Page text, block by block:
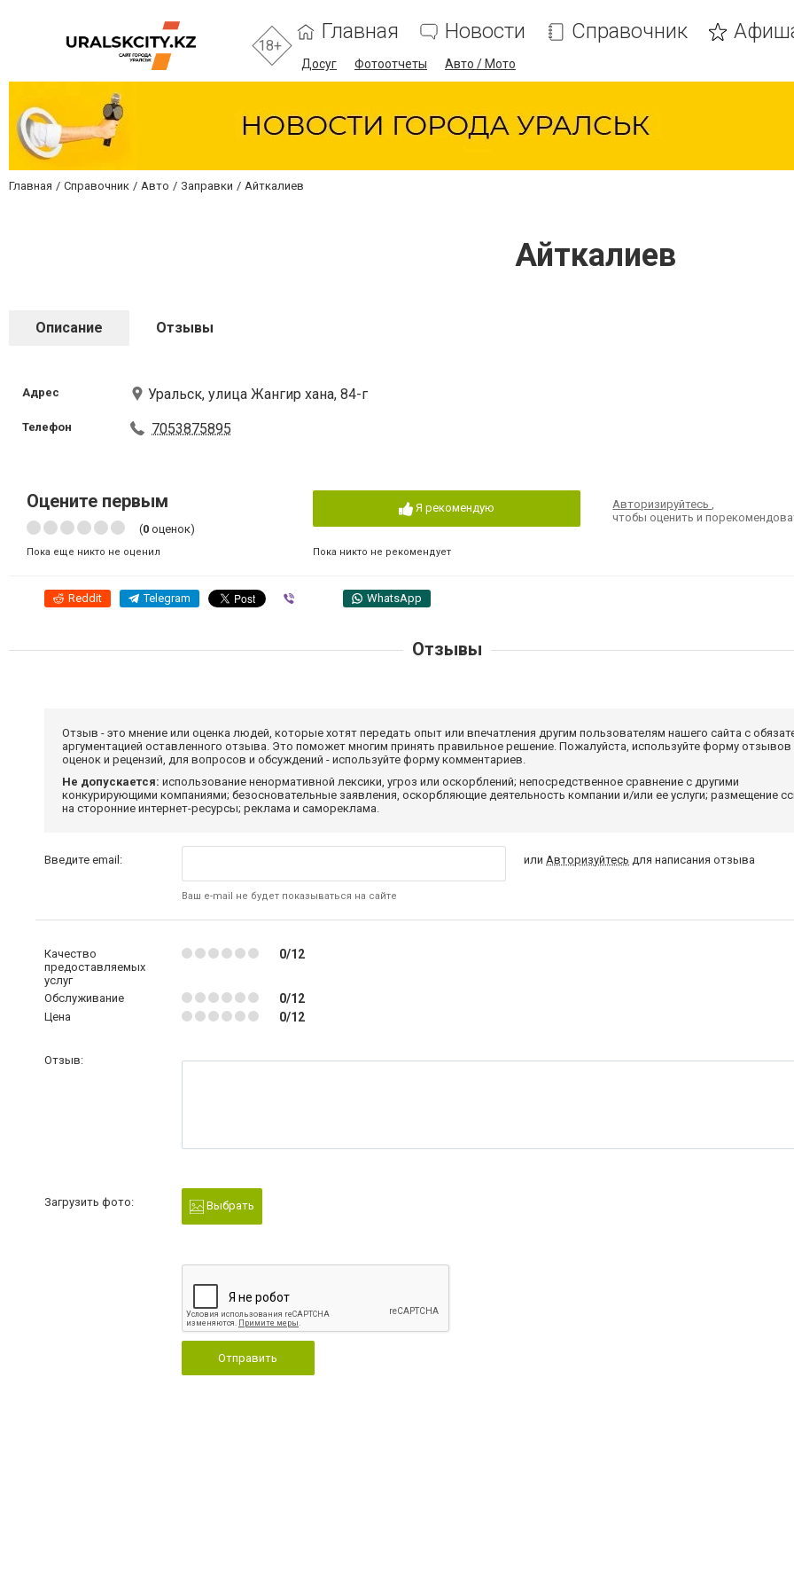
18+
Главная Новости Справочник
Досуг Фотоотчеты Авто / Мото
Главная Справочник Авто Заправки Айткалиев
Айткалиев
Описание Отзывы
Адрес Уральск, улица Жангир хана, 84-г
Телефон 7053875895
Оцените первым
(0 оценок)
Пока еще никто не оценил
Я рекомендую
Пока никто не рекомендует
Авторизируйтесь,
чтобы оценить и
Reddit Telegram WhatsApp
Отзывы
Отзыв - это мнение или оценка людей, которые хотят передать опыт или впечатления другим пользователям нашего сайта с
аргументацией оставленного отзыва. Это поможет многим принять правильное решение. Пожалуйста, используйте форму отзывов
оценок и рецензий, для вопросов и обсуждений - используйте форму комментариев.
Не допускается: использование ненормативной лексики, угроз или оскорблений; непосредственное сравнение с другими
конкурирующими компаниями; безосновательные заявления, оскорбляющие деятельность компании и/или ее услуги; размещение
на сторонние интернет-ресурсы; реклама и самореклама.
Введите email:
Ваш e-mail не будет показываться на сайте
илиАвторизуйтесь для написания отзыва
Качество
предоставляемых
услуг
0/12
Обслуживание 0/12
Цена 0/12
Отзыв:
Загрузить фото: Выбрать
Отправить